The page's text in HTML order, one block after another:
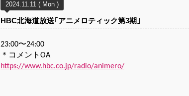
2024.11.11 ( Mon )
HBC北海道放送｢アニメロティック第3期｣
23:00〜24:00
＊コメントOA
https://www.hbc.co.jp/radio/animero/